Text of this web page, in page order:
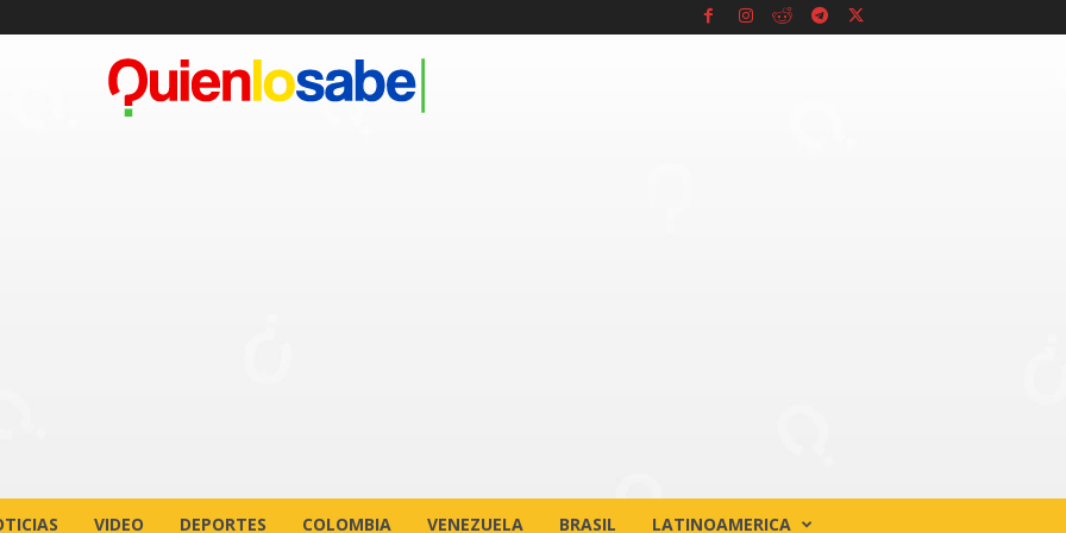
VIDEO DEPORTES COLOMBIA VENEZUELA BRASIL LATINOAMERICA